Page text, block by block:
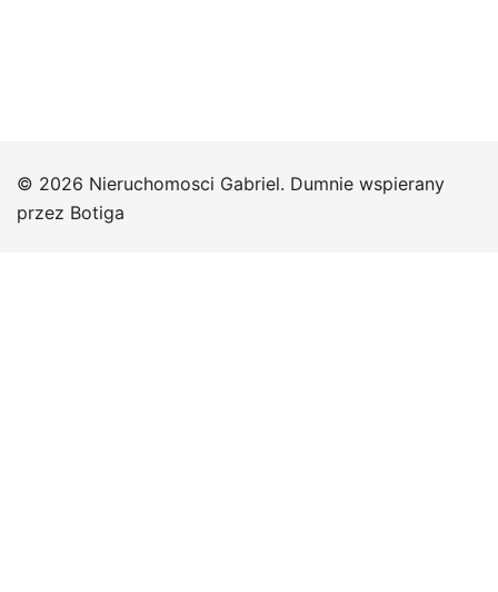
© 2026 Nieruchomosci Gabriel. Dumnie wspierany
przez Botiga